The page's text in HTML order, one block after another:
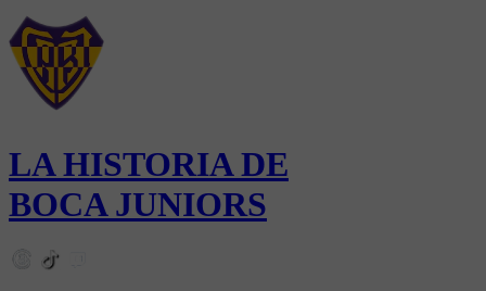
LA HISTORIA DE
BOCA JUNIORS